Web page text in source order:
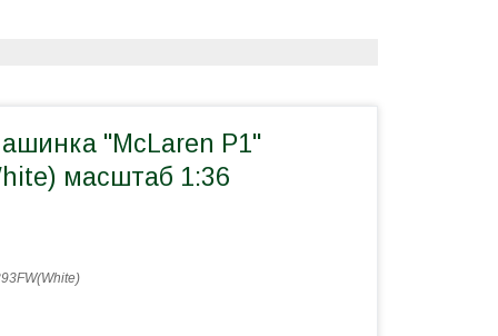
"MсLaren P1"
масштаб 1:36